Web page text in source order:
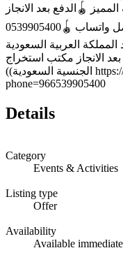
🪀الدفع بعد الانجاز
تواصل واتساب 🪀0539905400 https://tajnis-office.com تجنيس
العربية السعودية
الانجاز مكتب استخراج
الجنسية السعودية)) https://api.whatsapp.com/send?
phone=966539905400
Details
Category
Events & Activities
Listing type
Offer
Availability
Available